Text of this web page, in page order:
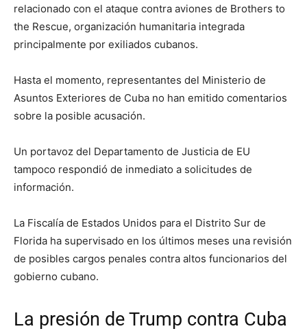
relacionado con el ataque contra aviones de Brothers to
the Rescue, organización humanitaria integrada
principalmente por exiliados cubanos.
Hasta el momento, representantes del Ministerio de
Asuntos Exteriores de Cuba no han emitido comentarios
sobre la posible acusación.
Un portavoz del Departamento de Justicia de EU
tampoco respondió de inmediato a solicitudes de
información.
La Fiscalía de Estados Unidos para el Distrito Sur de
Florida ha supervisado en los últimos meses una revisión
de posibles cargos penales contra altos funcionarios del
gobierno cubano.
La presión de Trump contra Cuba